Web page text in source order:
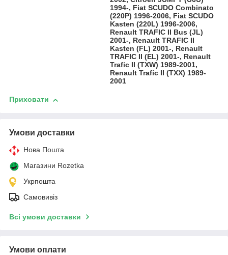
1994-, Fiat SCUDO Combinato
(220P) 1996-2006, Fiat SCUDO
Kasten (220L) 1996-2006,
Renault TRAFIC II Bus (JL)
2001-, Renault TRAFIC II
Kasten (FL) 2001-, Renault
TRAFIC II (EL) 2001-, Renault
Trafic II (TXW) 1989-2001,
Renault Trafic II (TXX) 1989-
2001
Приховати
Умови доставки
Нова Пошта
Магазини Rozetka
Укрпошта
Самовивіз
Всі умови доставки
Умови оплати